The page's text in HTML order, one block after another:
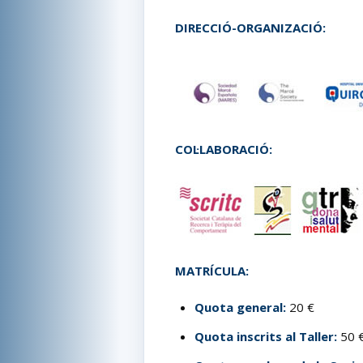
DIRECCIÓ-ORGANIZACIÓ:
COL·LABORACIÓ:
MATRÍCULA:
Quota general: 20 €
Quota inscrits al Taller: 50